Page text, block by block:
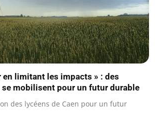
en limitant les impacts » : des
se mobilisent pour un futur durable
des lycéens de Caen pour un futur